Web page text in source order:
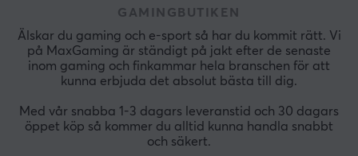
GAMINGBUTIKEN
Älskar du gaming och e-sport så har du kommit rätt. Vi
på MaxGaming är ständigt på jakt efter de senaste
inom gaming och finkammar hela branschen för att
kunna erbjuda det absolut bästa till dig.
Med vår snabba 1-3 dagars leveranstid och 30 dagars
öppet köp så kommer du alltid kunna handla snabbt
och säkert.